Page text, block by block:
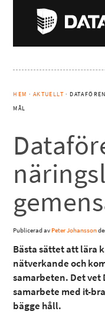
HEM · AKTUELLT ·
MÅL
Publicerad av Peter Johansson
Bästa sättet att lära
nätverkande och
samarbeten. Det
samarbete med it-
bägge håll.